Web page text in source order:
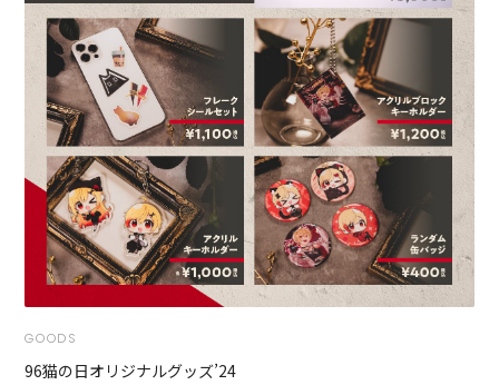
GOODS
96猫の日オリジナルグッズ’24